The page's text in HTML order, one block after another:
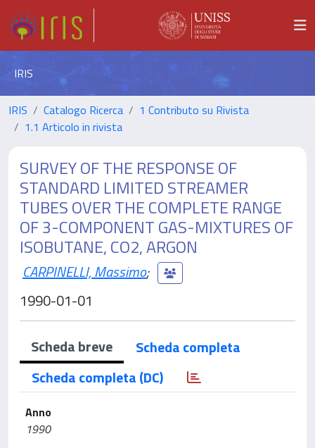
IRIS
IRIS Catalogo Ricerca
1 Contributo su Rivista
1.1 Articolo in rivista
SURVEY OF THE RESPONSE OF
STANDARD LIMITED STREAMER
TUBES OVER THE COMPLETE RANGE
OF 3-COMPONENT GAS-MIXTURES OF
ISOBUTANE, CO2, ARGON
CARPINELLI, Massimo;
1990-01-01
Scheda breve
Scheda completa
Scheda completa (DC)
Anno
1990